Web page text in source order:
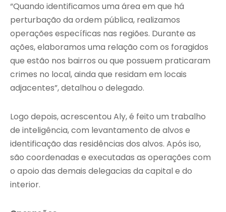
“Quando identificamos uma área em que há
perturbação da ordem pública, realizamos
operações específicas nas regiões. Durante as
ações, elaboramos uma relação com os foragidos
que estão nos bairros ou que possuem praticaram
crimes no local, ainda que residam em locais
adjacentes”, detalhou o delegado.
Logo depois, acrescentou Aly, é feito um trabalho
de inteligência, com levantamento de alvos e
identificação das residências dos alvos. Após iso,
são coordenadas e executadas as operações com
o apoio das demais delegacias da capital e do
interior.